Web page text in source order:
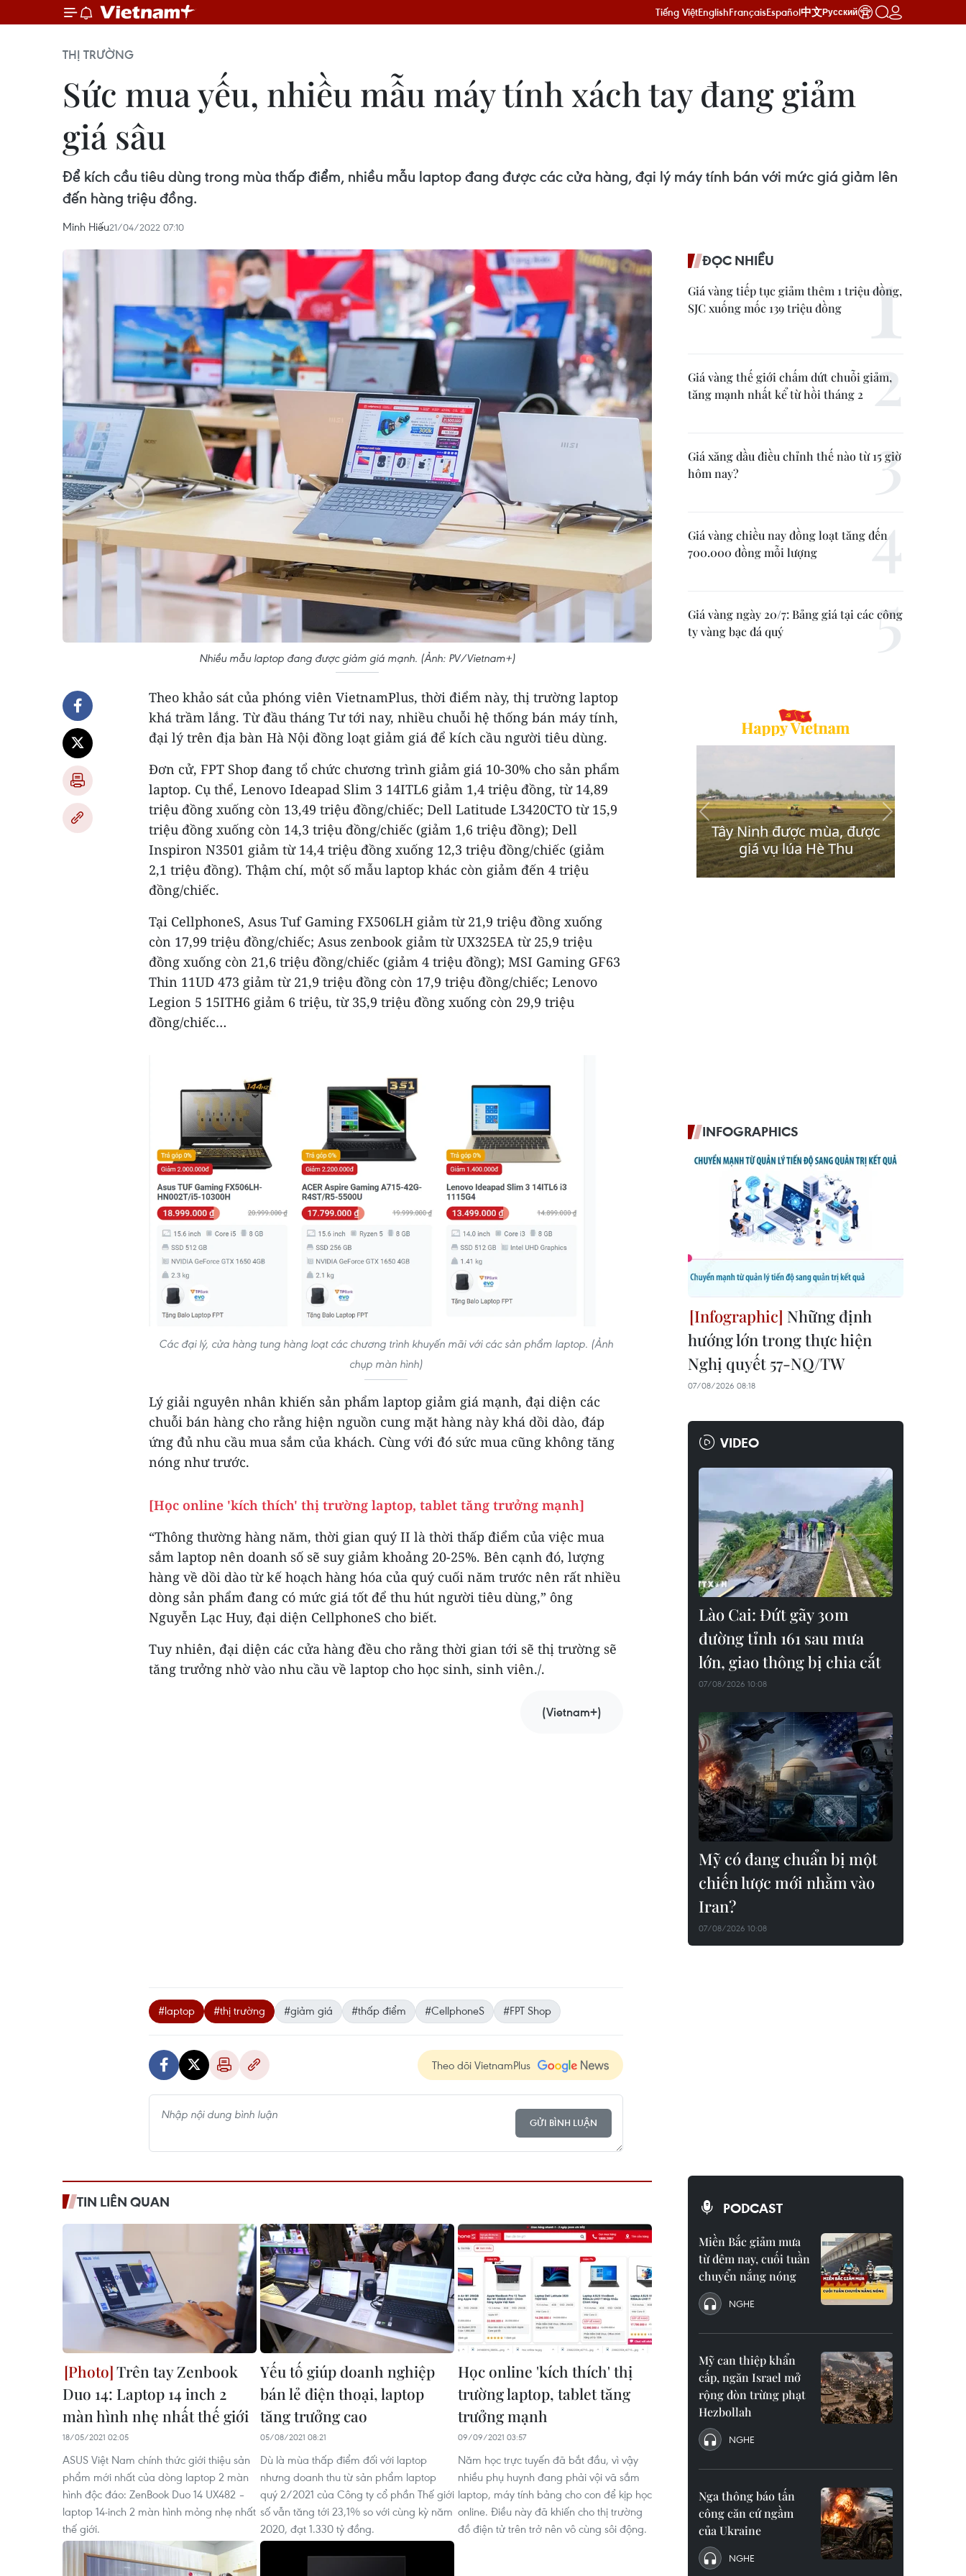
Tiếng ViệtEnglishFrançaisEspañol中文Русский
THỊ TRƯỜNG
Sức mua yếu, nhiều mẫu máy tính xách tay đang giảm
giá sâu
Để kích cầu tiêu dùng trong mùa thấp điểm, nhiều mẫu laptop đang được các cửa hàng, đại lý máy tính bán với mức giá giảm lên
đến hàng triệu đồng.
Minh Hiếu21/04/2022 07:10
Nhiều mẫu laptop đang được giảm giá mạnh. (Ảnh: PV/Vietnam+)
Theo khảo sát của phóng viên VietnamPlus, thời điểm này, thị trường laptop
khá trầm lắng. Từ đầu tháng Tư tới nay, nhiều chuỗi hệ thống bán máy tính,
đại lý trên địa bàn Hà Nội đồng loạt giảm giá để kích cầu người tiêu dùng.
Đơn cử, FPT Shop đang tổ chức chương trình giảm giá 10-30% cho sản phẩm
laptop. Cụ thể, Lenovo Ideapad Slim 3 14ITL6 giảm 1,4 triệu đồng, từ 14,89
triệu đồng xuống còn 13,49 triệu đồng/chiếc; Dell Latitude L3420CTO từ 15,9
triệu đồng xuống còn 14,3 triệu đồng/chiếc (giảm 1,6 triệu đồng); Dell
Inspiron N3501 giảm từ 14,4 triệu đồng xuống 12,3 triệu đồng/chiếc (giảm
2,1 triệu đồng). Thậm chí, một số mẫu laptop khác còn giảm đến 4 triệu
đồng/chiếc.
Tại CellphoneS, Asus Tuf Gaming FX506LH giảm từ 21,9 triệu đồng xuống
còn 17,99 triệu đồng/chiếc; Asus zenbook giảm từ UX325EA từ 25,9 triệu
đồng xuống còn 21,6 triệu đồng/chiếc (giảm 4 triệu đồng); MSI Gaming GF63
Thin 11UD 473 giảm từ 21,9 triệu đồng còn 17,9 triệu đồng/chiếc; Lenovo
Legion 5 15ITH6 giảm 6 triệu, từ 35,9 triệu đồng xuống còn 29,9 triệu
đồng/chiếc…
Các đại lý, cửa hàng tung hàng loạt các chương trình khuyến mãi với các sản phẩm laptop. (Ảnh
chụp màn hình)
Lý giải nguyên nhân khiến sản phẩm laptop giảm giá mạnh, đại diện các
chuỗi bán hàng cho rằng hiện nguồn cung mặt hàng này khá dồi dào, đáp
ứng đủ nhu cầu mua sắm của khách. Cùng với đó sức mua cũng không tăng
nóng như trước.
[Học online 'kích thích' thị trường laptop, tablet tăng trưởng mạnh]
“Thông thường hàng năm, thời gian quý II là thời thấp điểm của việc mua
sắm laptop nên doanh số sẽ suy giảm khoảng 20-25%. Bên cạnh đó, lượng
hàng về dồi dào từ kế hoạch hàng hóa của quý cuối năm trước nên rất nhiều
dòng sản phẩm đang có mức giá tốt để thu hút người tiêu dùng,” ông
Nguyễn Lạc Huy, đại diện CellphoneS cho biết.
Tuy nhiên, đại diện các cửa hàng đều cho rằng thời gian tới sẽ thị trường sẽ
tăng trưởng nhờ vào nhu cầu về laptop cho học sinh, sinh viên./.
(Vietnam+)
#laptop #thị trường #giảm giá #thấp điểm #CellphoneS #FPT Shop
Theo dõi VietnamPlus
GỬI BÌNH LUẬN
TIN LIÊN QUAN
Trên tay Zenbook
Duo 14: Laptop 14 inch 2
màn hình nhẹ nhất thế giới
18/05/2021 02:05
ASUS Việt Nam chính thức giới thiệu sản
phẩm mới nhất của dòng laptop 2 màn
hình độc đáo: ZenBook Duo 14 UX482 –
laptop 14-inch 2 màn hình mỏng nhẹ nhất
thế giới.
Yếu tố giúp doanh nghiệp
bán lẻ điện thoại, laptop
tăng trưởng cao
05/08/2021 08:21
Dù là mùa thấp điểm đối với laptop
nhưng doanh thu từ sản phẩm laptop
quý 2/2021 của Công ty cổ phần Thế giới
số vẫn tăng tới 23,1% so với cùng kỳ năm
2020, đạt 1.330 tỷ đồng.
Học online 'kích thích' thị
trường laptop, tablet tăng
trưởng mạnh
09/09/2021 03:57
Năm học trực tuyến đã bắt đầu, vì vậy
nhiều phụ huynh đang phải vội vã sắm
laptop, máy tính bảng cho con để kịp học
online. Điều này đã khiến cho thị trường
đồ điện tử trên trở nên vô cùng sôi động.
ĐỌC NHIỀU
Giá vàng tiếp tục giảm thêm 1 triệu đồng,
SJC xuống mốc 139 triệu đồng
Giá vàng thế giới chấm dứt chuỗi giảm,
tăng mạnh nhất kể từ hồi tháng 2
Giá xăng dầu điều chỉnh thế nào từ 15 giờ
hôm nay?
Giá vàng chiều nay đồng loạt tăng đến
700.000 đồng mỗi lượng
Giá vàng ngày 20/7: Bảng giá tại các công
ty vàng bạc đá quý
INFOGRAPHICS
Những định
hướng lớn trong thực hiện
Nghị quyết 57-NQ/TW
07/08/2026 08:18
VIDEO
Lào Cai: Đứt gãy 30m
đường tỉnh 161 sau mưa
lớn, giao thông bị chia cắt
07/08/2026 10:08
Mỹ có đang chuẩn bị một
chiến lược mới nhằm vào
Iran?
07/08/2026 10:08
PODCAST
Miền Bắc giảm mưa
từ đêm nay, cuối tuần
chuyển nắng nóng
NGHE
Mỹ can thiệp khẩn
cấp, ngăn Israel mở
rộng đòn trừng phạt
Hezbollah
NGHE
Nga thông báo tấn
công căn cứ ngầm
của Ukraine
NGHE